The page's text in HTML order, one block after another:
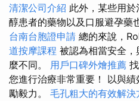
清潔公司介紹 此外，某些用
醇患者的藥物以及口服避孕藥
台南台胞證申請 總的來說，
道按摩課程 被認為相當安全
麼不同。 用戶口碑外燴推薦
您進行治療非常重要！ 以與
勵毅力。 毛孔粗大的有效解